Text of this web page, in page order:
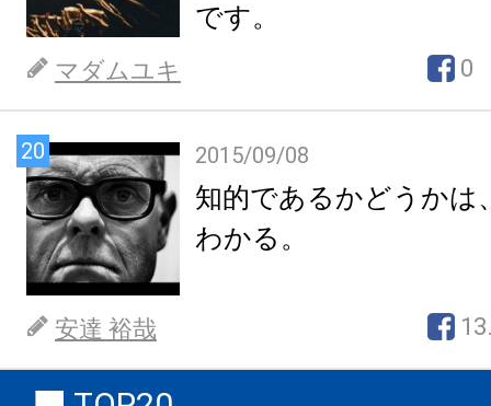
です。
マダムユキ 0
20 2015/09/08
知的であるかどうかは
わかる。
安達 裕哉